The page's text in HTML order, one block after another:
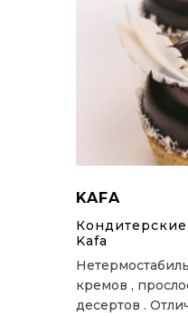
KAFA
Kafa
кремов ,
десертов .